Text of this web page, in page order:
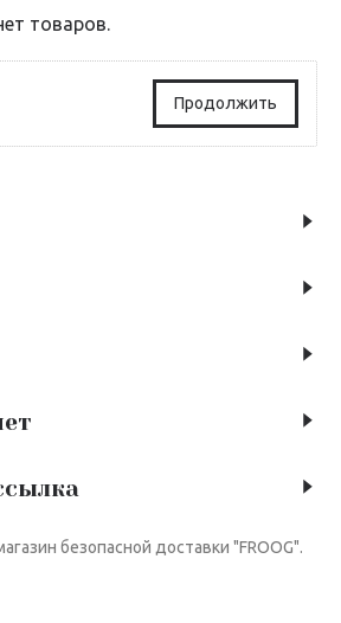
товаров.
Продолжить
безопасной доставки "FROOG".